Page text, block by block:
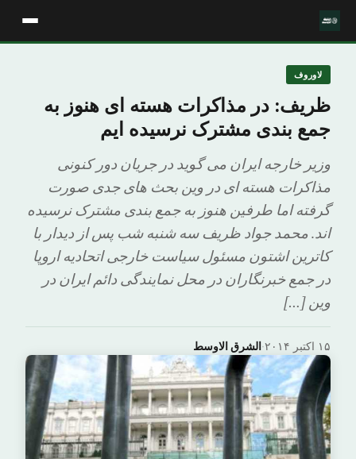
لاوروف
ظریف: در مذاکرات هسته ای هنوز به
جمع بندی مشترک نرسیده ایم
وزیر خارجه ایران می گوید در جریان دور کنونی
مذاکرات هسته ای در وین بحث های جدی صورت
گرفته اما طرفین هنوز به جمع بندی مشترک نرسیده
اند. محمد جواد ظریف سه شنبه شب پس از دیدار با
کاترین اشتون مسئول سیاست خارجی اتحادیه اروپا
در جمع خبرنگاران در محل نمایندگی دائم ایران در
وین […]
الشرق الاوسط· ۱۵ اکتبر ۲۰۱۴